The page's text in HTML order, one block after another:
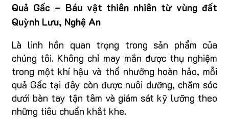
Quả Gấc – Báu vật thiên nhiên từ vùng đất
Quỳnh Lưu, Nghệ An
Là linh hồn quan trọng trong sản phẩm của
chúng tôi. Không chỉ may mắn được thụ nghiệm
trong một khí hậu và thổ nhưỡng hoàn hảo, mỗi
quả Gấc tại đây còn được nuôi dưỡng, chăm sóc
dưới bàn tay tận tâm và giám sát kỹ lưỡng theo
những tiêu chuẩn khắt khe.